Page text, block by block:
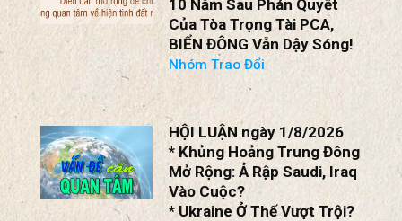
DIỄN ĐÀN MỞ RỘNG ngày
Của Tòa Trọng Tài PCA,
BIỂN ĐÔNG Vẫn Dậy Sóng!
Nhóm Trao Đổi